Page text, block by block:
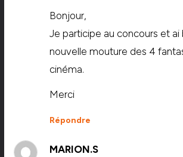
Bonjour,
Je participe au concours et ai
nouvelle mouture des 4
cinéma.
Merci
Répondre
MARION.S